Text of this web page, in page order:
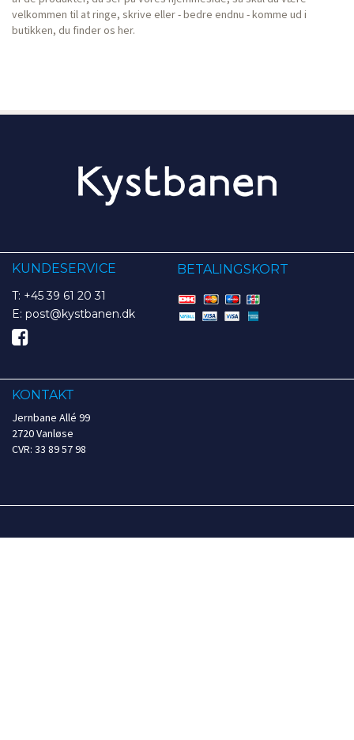
velkommen til at ringe, skrive eller - bedre endnu - komme ud i
butikken, du finder os her.
KUNDESERVICE
T: +45 39 61 20 31
E: post@kystbanen.dk
BETALINGSKORT
KONTAKT
Jernbane Allé 99
2720 Vanløse
CVR: 33 89 57 98